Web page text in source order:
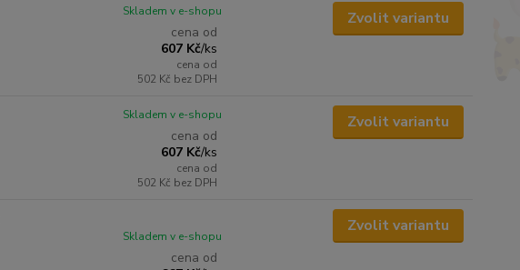
cena od
607 Kč/ks
cena od
502 Kč bez DPH
Skladem v e-shopu Zvolit variantu
cena od
607 Kč/ks
cena od
502 Kč bez DPH
Skladem v e-shopu Zvolit variantu
cena od
Skladem v e-shopu
Zvolit variantu